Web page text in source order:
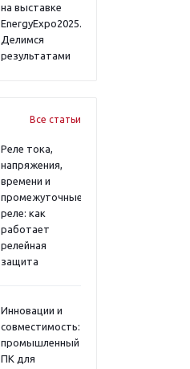
на выставке
EnergyExpo2025.
Делимся
результатами
Все статьи
Реле тока,
напряжения,
времени и
промежуточные
реле: как
работает
релейная
защита
Инновации и
совместимость:
промышленный
ПК для